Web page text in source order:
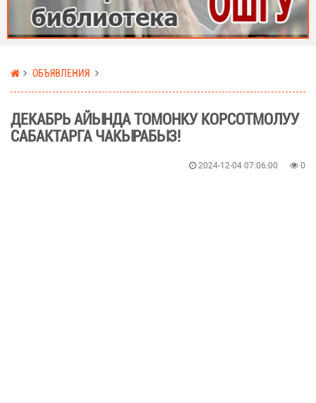
ОБЪЯВЛЕНИЯ
ДЕКАБРЬ АЙЫНДА ТОМОНКУ КОРСОТМОЛУУ
САБАКТАРГА ЧАКЫРАБЫЗ!
2024-12-04 07:06:00 0